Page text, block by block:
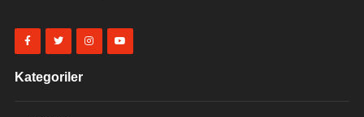
Kategoriler